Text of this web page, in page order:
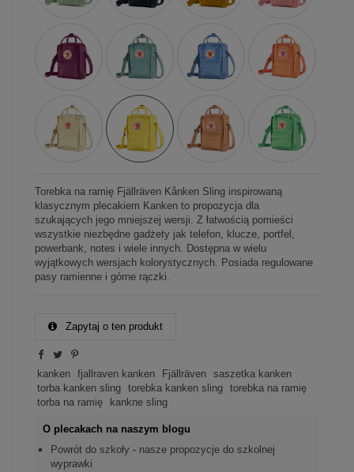
Torebka na ramię Fjällräven Kånken Sling inspirowaną
klasycznym plecakiem Kanken to propozycja dla
szukających jego mniejszej wersji. Z łatwością pomieści
wszystkie niezbędne gadżety jak telefon, klucze, portfel,
powerbank, notes i wiele innych. Dostępna w wielu
wyjątkowych wersjach kolorystycznych. Posiada regulowane
pasy ramienne i górne rączki.
Zapytaj o ten produkt
kanken fjallraven kanken Fjällräven
saszetka kanken
torba kanken sling
torebka kanken sling
torebka na ramię
torba na ramię
kankne sling
O plecakach na naszym blogu
Powrót do szkoły - nasze propozycje do szkolnej
wyprawki